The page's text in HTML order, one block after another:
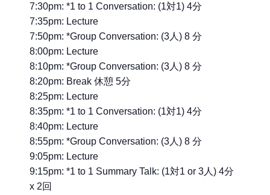
7:30pm: *1 to 1 Conversation: (1対1) 4分
7:35pm: Lecture
7:50pm: *Group Conversation: (3人) 8 分
8:00pm: Lecture
8:10pm: *Group Conversation: (3人) 8 分
8:20pm: Break 休憩 5分
8:25pm: Lecture
8:35pm: *1 to 1 Conversation: (1対1) 4分
8:40pm: Lecture
8:55pm: *Group Conversation: (3人) 8 分
9:05pm: Lecture
9:15pm: *1 to 1 Summary Talk: (1対1 or 3人) 4分
x 2回